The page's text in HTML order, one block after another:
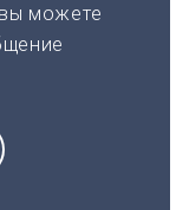
можете